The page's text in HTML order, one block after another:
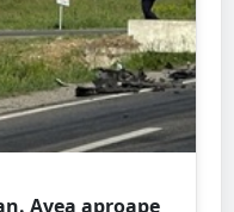
Avea aproape